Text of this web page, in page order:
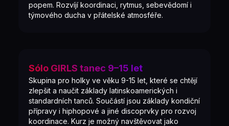
popem. Rozvíjí koordinaci, rytmus, sebevědomí i
týmového ducha v přátelské atmosféře.
Sólo GIRLS tanec 9–15 let
Skupina pro holky ve věku 9-15 let, které se chtějí
zlepšit a naučit základy latinskoamerických i
standardních tanců. Součástí jsou základy kondiční
přípravy i hiphopové a jiné discoprvky pro rozvoj
koordinace. Kurz je možný navštěvovat jako